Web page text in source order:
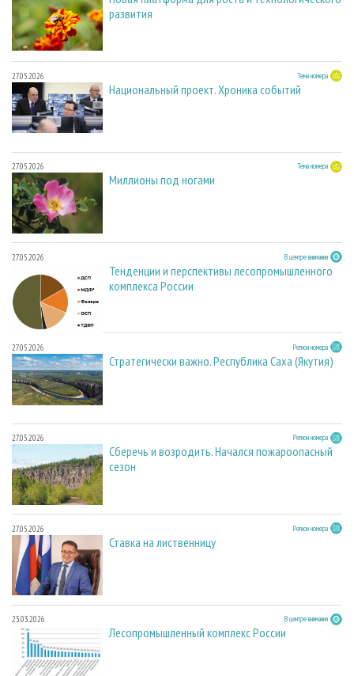
развития
27.05.2026 Тема номера
Национальный проект. Хроника событий
27.05.2026 Тема номера
Миллионы под ногами
27.05.2026 В центре внимания
Тенденции и перспективы лесопромышленного
комплекса России
27.05.2026 Регион номера
Стратегически важно. Республика Саха (Якутия)
27.05.2026 Регион номера
Сберечь и возродить. Начался пожароопасный
сезон
27.05.2026 Регион номера
Ставка на лиственницу
23.03.2026 В центре внимания
Лесопромышленный комплекс России